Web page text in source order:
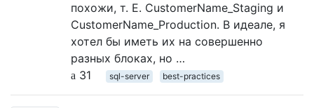
похожи, т. Е. CustomerName_Staging и
CustomerName_Production. В идеале, я
хотел бы иметь их на совершенно
разных блоках, но …
31
sql-server best-practices